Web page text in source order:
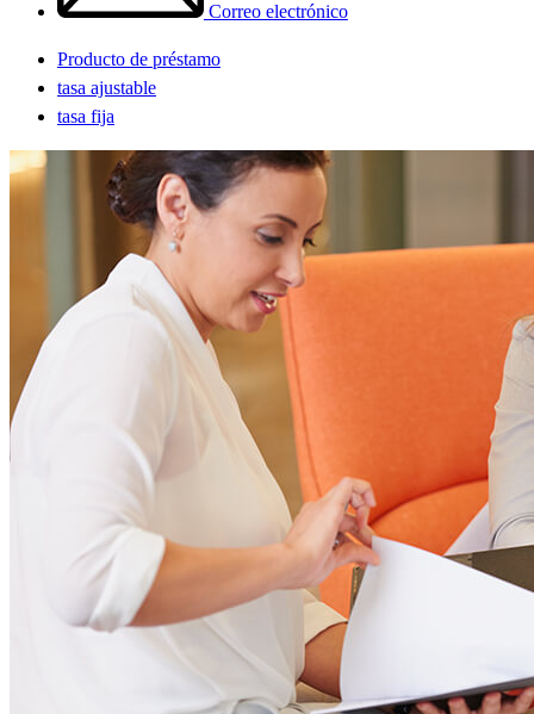
Correo electrónico
Producto de préstamo
tasa ajustable
tasa fija